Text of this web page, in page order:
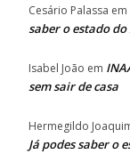
Cesário Palassa em
saber o estado do
Isabel João em
sem sair de casa
Hermegildo
Já podes saber o